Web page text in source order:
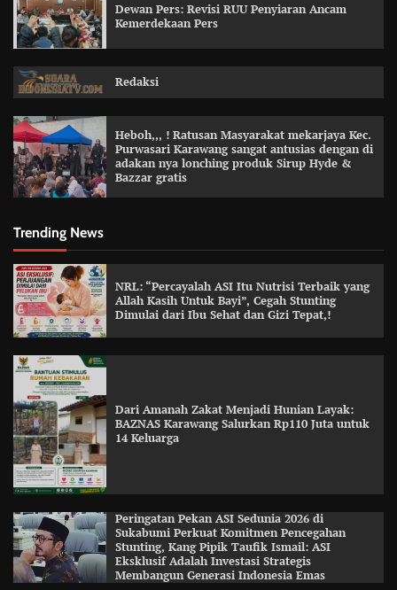
Dewan Pers: Revisi RUU Penyiaran Ancam
Kemerdekaan Pers
Redaksi
Heboh,,, ! Ratusan Masyarakat mekarjaya Kec.
Purwasari Karawang sangat antusias dengan di
adakan nya lonching produk Sirup Hyde &
Bazzar gratis
Trending News
NRL: “Percayalah ASI Itu Nutrisi Terbaik yang
Allah Kasih Untuk Bayi”, Cegah Stunting
Dimulai dari Ibu Sehat dan Gizi Tepat,!
Dari Amanah Zakat Menjadi Hunian Layak:
BAZNAS Karawang Salurkan Rp110 Juta untuk
14 Keluarga
Peringatan Pekan ASI Sedunia 2026 di
Sukabumi Perkuat Komitmen Pencegahan
Stunting, Kang Pipik Taufik Ismail: ASI
Eksklusif Adalah Investasi Strategis
Membangun Generasi Indonesia Emas